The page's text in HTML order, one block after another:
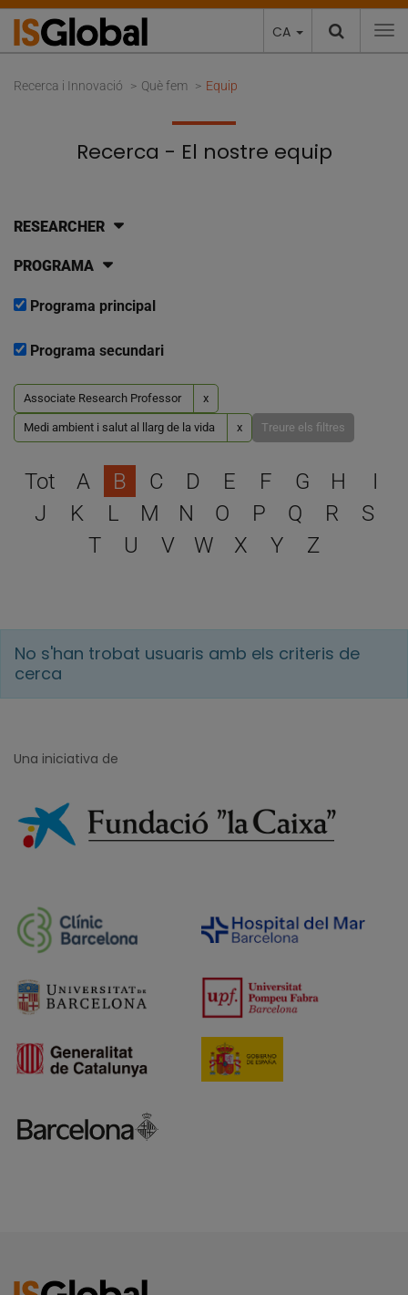
CA
Recerca i Innovació Què fem Equip
Recerca - El nostre equip
RESEARCHER
PROGRAMA
Programa principal
Programa secundari
Associate Research Professor x
Medi ambient i salut al llarg de la vida x Treure els filtres
Escull una lletra per filtrar
Tot A B C D E F G H
I
J
K L M N O P Q R
S
T
U V W X Y Z
No s'han trobat usuaris amb els criteris de
cerca
Una iniciativa de